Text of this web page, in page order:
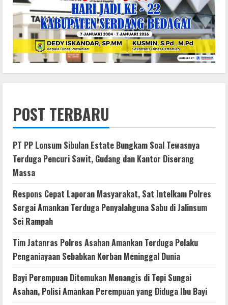
POST TERBARU
PT PP Lonsum Sibulan Estate Bungkam Soal Tewasnya
Terduga Pencuri Sawit, Gudang dan Kantor Diserang
Massa
Respons Cepat Laporan Masyarakat, Sat Intelkam Polres
Sergai Amankan Terduga Penyalahguna Sabu di Jalinsum
Sei Rampah
Tim Jatanras Polres Asahan Amankan Terduga Pelaku
Penganiayaan Sebabkan Korban Meninggal Dunia
Bayi Perempuan Ditemukan Menangis di Tepi Sungai
Asahan, Polisi Amankan Perempuan yang Diduga Ibu Bayi